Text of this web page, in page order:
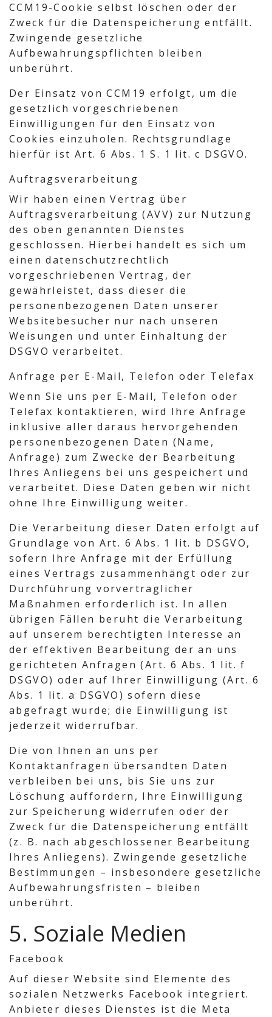
CCM19-Cookie selbst löschen oder der
Zweck für die Datenspeicherung entfällt.
Zwingende gesetzliche
Aufbewahrungspflichten bleiben
unberührt.
Der Einsatz von CCM19 erfolgt, um die
gesetzlich vorgeschriebenen
Einwilligungen für den Einsatz von
Cookies einzuholen. Rechtsgrundlage
hierfür ist Art. 6 Abs. 1 S. 1 lit. c DSGVO.
Auftragsverarbeitung
Wir haben einen Vertrag über
Auftragsverarbeitung (AVV) zur Nutzung
des oben genannten Dienstes
geschlossen. Hierbei handelt es sich um
einen datenschutzrechtlich
vorgeschriebenen Vertrag, der
gewährleistet, dass dieser die
personenbezogenen Daten unserer
Websitebesucher nur nach unseren
Weisungen und unter Einhaltung der
DSGVO verarbeitet.
Anfrage per E-Mail, Telefon oder Telefax
Wenn Sie uns per E-Mail, Telefon oder
Telefax kontaktieren, wird Ihre Anfrage
inklusive aller daraus hervorgehenden
personenbezogenen Daten (Name,
Anfrage) zum Zwecke der Bearbeitung
Ihres Anliegens bei uns gespeichert und
verarbeitet. Diese Daten geben wir nicht
ohne Ihre Einwilligung weiter.
Die Verarbeitung dieser Daten erfolgt auf
Grundlage von Art. 6 Abs. 1 lit. b DSGVO,
sofern Ihre Anfrage mit der Erfüllung
eines Vertrags zusammenhängt oder zur
Durchführung vorvertraglicher
Maßnahmen erforderlich ist. In allen
übrigen Fällen beruht die Verarbeitung
auf unserem berechtigten Interesse an
der effektiven Bearbeitung der an uns
gerichteten Anfragen (Art. 6 Abs. 1 lit. f
DSGVO) oder auf Ihrer Einwilligung (Art. 6
Abs. 1 lit. a DSGVO) sofern diese
abgefragt wurde; die Einwilligung ist
jederzeit widerrufbar.
Die von Ihnen an uns per
Kontaktanfragen übersandten Daten
verbleiben bei uns, bis Sie uns zur
Löschung auffordern, Ihre Einwilligung
zur Speicherung widerrufen oder der
Zweck für die Datenspeicherung entfällt
(z. B. nach abgeschlossener Bearbeitung
Ihres Anliegens). Zwingende gesetzliche
Bestimmungen – insbesondere gesetzliche
Aufbewahrungsfristen – bleiben
unberührt.
5. Soziale Medien
Facebook
Auf dieser Website sind Elemente des
sozialen Netzwerks Facebook integriert.
Anbieter dieses Dienstes ist die Meta